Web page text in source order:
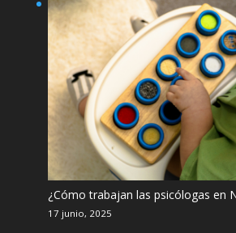
¿Cómo trabajan las psicólogas en
17 junio, 2025